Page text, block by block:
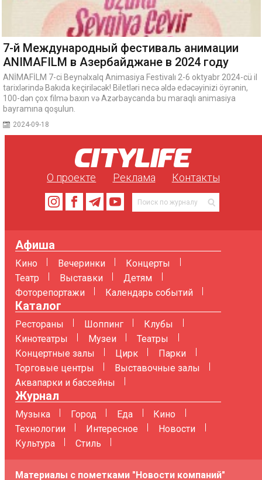
7-й Международный фестиваль анимации
ANIMAFILM в Азербайджане в 2024 году
ANİMAFİLM 7-ci Beynəlxalq Animasiya Festivalı 2-6 oktyabr 2024-cü il
tarixlərində Bakıda keçiriləcək! Biletləri necə əldə edəcəyinizi öyrənin,
100-dən çox filmə baxın və Azərbaycanda bu maraqlı animasiya
bayramına qoşulun.
2024-09-18
О проекте Реклама Контакты
Афиша
Кино Вечеринки
Концерты
Театр
Выставки
Детям
Фоторепортажи
Календарь событий
Каталог
Рестораны Шоппинг
Клубы
Кинотеатры
Музеи
Театры
Концертные залы
Цирк
Парки
Торговые центры
Выставочные залы
Аквапарки и бассейны
Журнал
Музыка Город Еда
Кино
Технологии
Интересное
Новости
Культура
Стиль
Материалы с пометками "Новости компаний"